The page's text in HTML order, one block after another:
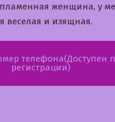
женщина, у
веселая и изящная.
телефона(Доступен
регистрации)